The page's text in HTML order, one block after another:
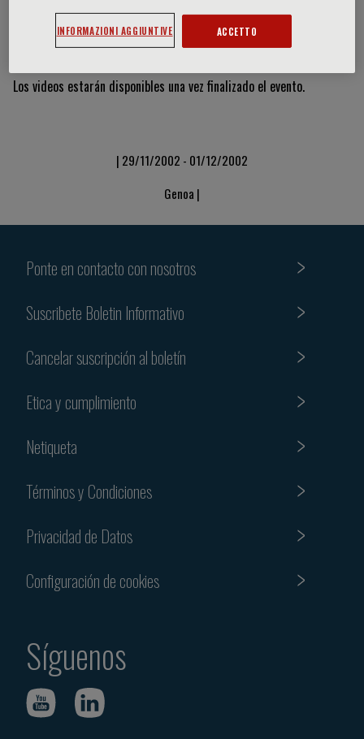
Vídeos y diapositivas
Los videos estarán disponibles una vez finalizado el evento.
| 29/11/2002 - 01/12/2002
Genoa |
Ponte en contacto con nosotros
Suscribete Boletin Informativo
Cancelar suscripción al boletín
Etica y cumplimiento
Netiqueta
Términos y Condiciones
Privacidad de Datos
Configuración de cookies
Síguenos
INFORMAZIONI AGGIUNTIVE ACCETTO